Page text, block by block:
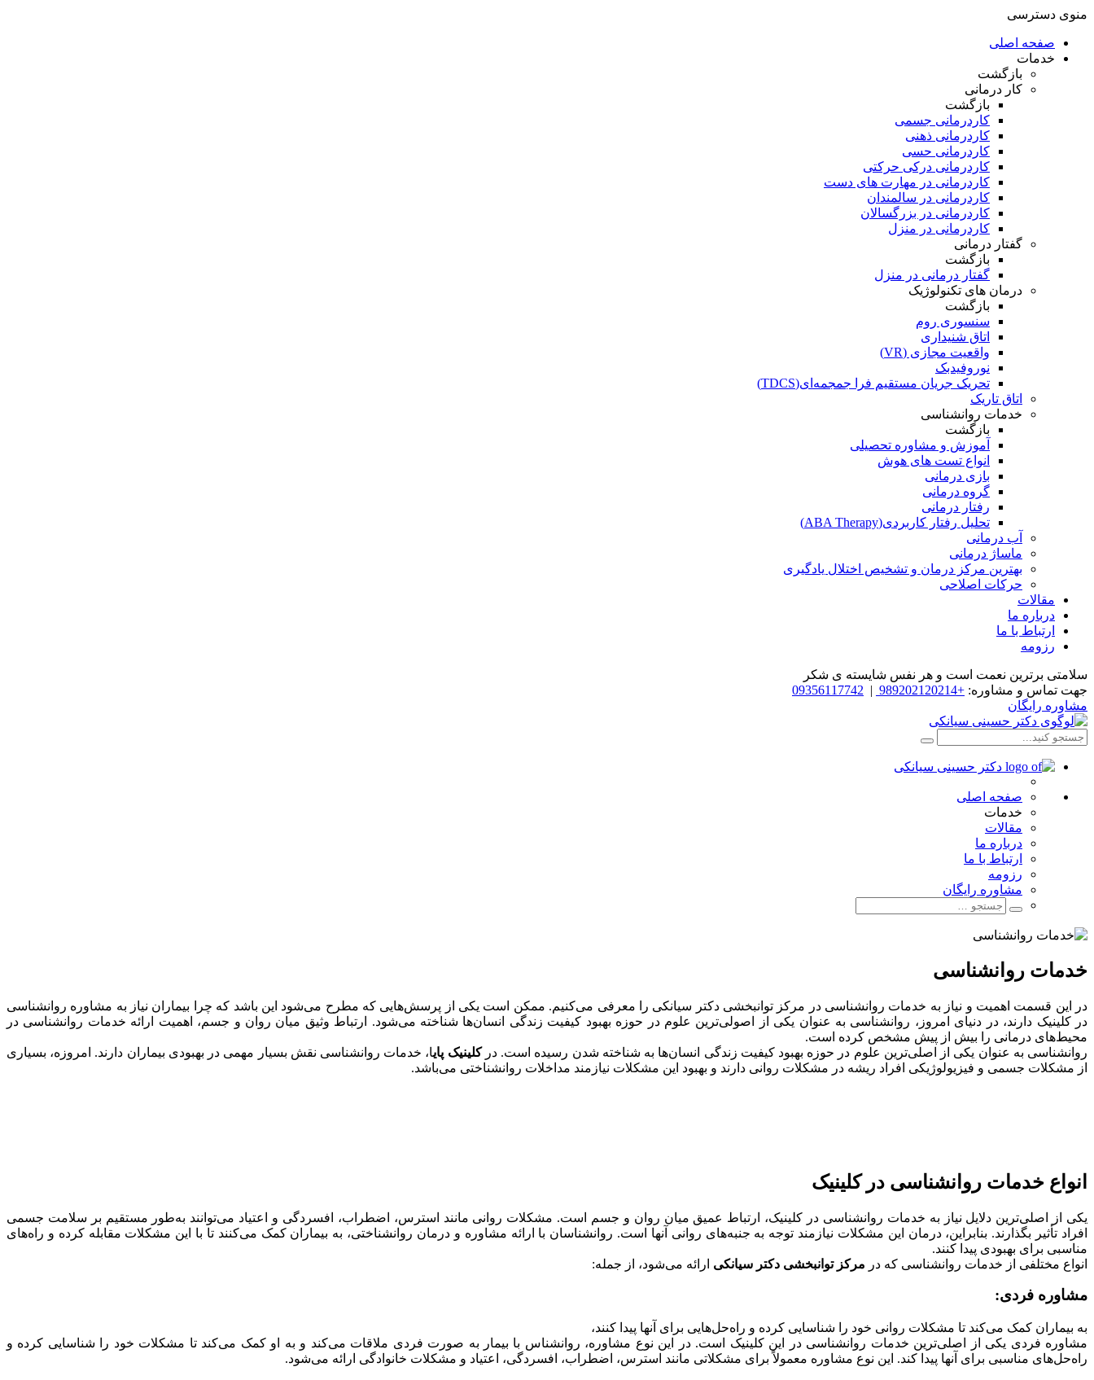
منوی دسترسی
صفحه اصلی
خدمات
بازگشت
کار درمانی
بازگشت
کاردرمانی جسمی
کاردرمانی ذهنی
کاردرمانی حسی
کاردرمانی درکی حرکتی
کاردرمانی در مهارت های دست
کاردرمانی در سالمندان
کاردرمانی در بزرگسالان
کاردرمانی در منزل
گفتار درمانی
بازگشت
گفتار درمانی در منزل
درمان های تکنولوژیک
بازگشت
سنسوری روم
اتاق شنیداری
واقعیت مجازی (VR)
نوروفیدبک
تحریک جریان مستقیم فرا جمجمه‌ای(TDCS)
اتاق تاریک
خدمات روانشناسی
بازگشت
آموزش و مشاوره تحصیلی
انواع تست های هوش
بازی درمانی
گروه درمانی
رفتار درمانی
تحلیل رفتار کاربردی(ABA Therapy)
آب درمانی
ماساژ درمانی
بهترین مرکز درمان و تشخیص اختلال یادگیری
حرکات اصلاحی
مقالات
درباره ما
ارتباط با ما
رزومه
سلامتی برترین نعمت است و هر نفس شایسته­ ی شکر
جهت تماس و مشاوره: +989202120214
|
09356117742
مشاوره رایگان
صفحه اصلی
خدمات
مقالات
درباره ما
ارتباط با ما
رزومه
مشاوره رایگان
خدمات روانشناسی
در این قسمت اهمیت و نیاز به خدمات روانشناسی در مرکز توانبخشی دکتر سیانکی را معرفی می‌کنیم. ممکن است یکی از پرسش‌هایی که مطرح می‌شود این باشد که چرا بیماران نیاز به مشاوره روانشناسی
در کلینیک دارند، در دنیای امروز، روانشناسی به عنوان یکی از اصولی‌ترین علوم در حوزه بهبود کیفیت زندگی انسان‌ها شناخته می‌شود. ارتباط وثیق میان روان و جسم، اهمیت ارائه خدمات روانشناسی در
محیط‌های درمانی را بیش از پیش مشخص کرده است.
روانشناسی به عنوان یکی از اصلی‌ترین علوم در حوزه بهبود کیفیت زندگی انسان‌ها به شناخته شدن رسیده است. در کلینیک پایا‌، خدمات روانشناسی نقش بسیار مهمی در بهبودی بیماران دارند. امروزه، بسیاری
از مشکلات جسمی و فیزیولوژیکی افراد ریشه در مشکلات روانی دارند و بهبود این مشکلات نیازمند مداخلات روانشناختی می‌باشد.
انواع خدمات روانشناسی در کلینیک
یکی از اصلی‌ترین دلایل نیاز به خدمات روانشناسی در کلینیک‌، ارتباط عمیق میان روان و جسم است. مشکلات روانی مانند استرس، اضطراب، افسردگی و اعتیاد می‌توانند به‌طور مستقیم بر سلامت جسمی
افراد تأثیر بگذارند. بنابراین، درمان این مشکلات نیازمند توجه به جنبه‌های روانی آنها است. روانشناسان با ارائه مشاوره و درمان روانشناختی، به بیماران کمک می‌کنند تا با این مشکلات مقابله کرده و راه‌های
مناسبی برای بهبودی پیدا کنند.
انواع مختلفی از خدمات روانشناسی که در مرکز توانبخشی دکتر سیانکی ارائه می‌شود، از جمله:
مشاوره فردی:
به بیماران کمک می‌کند تا مشکلات روانی خود را شناسایی کرده و راه‌حل‌هایی برای آنها پیدا کنند،
مشاوره فردی یکی از اصلی‌ترین خدمات روانشناسی در این کلینیک‌ است. در این نوع مشاوره، روانشناس با بیمار به صورت فردی ملاقات می‌کند و به او کمک می‌کند تا مشکلات خود را شناسایی کرده و
راه‌حل‌های مناسبی برای آنها پیدا کند. این نوع مشاوره معمولاً برای مشکلاتی مانند استرس، اضطراب، افسردگی، اعتیاد و مشکلات خانوادگی ارائه می‌شود.